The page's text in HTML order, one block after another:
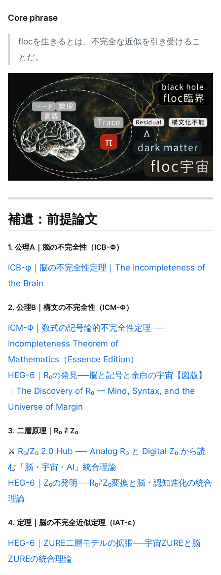
Core phrase
flocを生きるとは、不完全な近似を引き受けるこ
とだ。
補遺：前提論文
1. 公理A｜脳の不完全性（ICB-Φ）
ICB-φ｜脳の不完全性定理｜The Incompleteness of
the Brain
2. 公理B｜構文の不完全性（ICM-Φ）
ICM-Φ｜数式の記号論的不完全性定理 ──
Incompleteness Theorem of
Mathematics（Essence Edition）
HEG-6｜R₀の発見──脳と記号と余白の宇宙【図版】
｜The Discovery of R₀ — Mind, Syntax, and the
Universe of Margin
3. 二層原理｜R₀ ⇄ Z₀
⚔️ R₀/Z₀ 2.0 Hub ── Analog R₀ と Digital Z₀ から読
む「脳・宇宙・AI」統合理論
HEG-6｜Z₀の発明──R₀⇄Z₀変換と脳・認知進化の統合
理論
4. 定理｜脳の不完全近似定理（IAT-ε）
HEG-6｜ZURE二層モデルの拡張──宇宙ZUREと脳
ZUREの統合理論